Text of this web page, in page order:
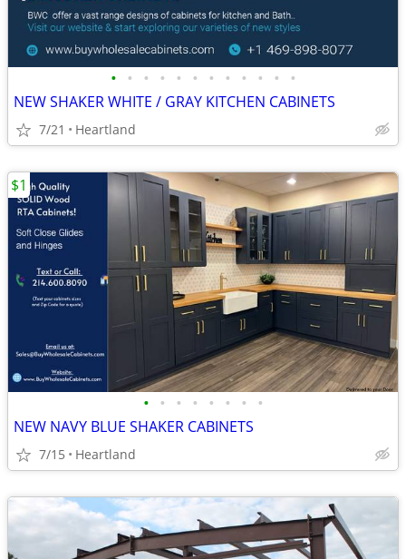
• • • • • • • • • • • •
NEW SHAKER WHITE / GRAY KITCHEN CABINETS
7/21 Heartland
• • • • • • • •
NEW NAVY BLUE SHAKER CABINETS
7/15 Heartland
$1